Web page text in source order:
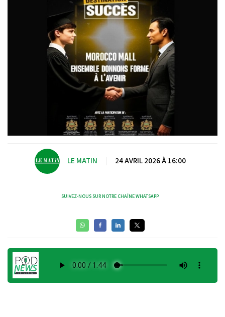
LE MATIN 24 AVRIL 2026 À 16:00
SUIVEZ-NOUS SUR NOTRE CHAÎNE WHATSAPP